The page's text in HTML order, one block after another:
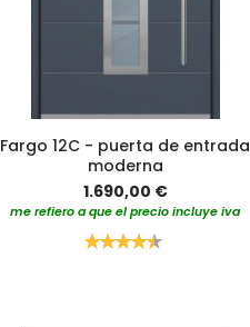
Fargo 12C - puerta de entrada
moderna
1.690,00 €
me refiero a que el precio incluye iva
Valoración: